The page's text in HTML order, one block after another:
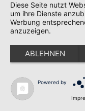
Thema EU-Ostpolitik.
verfügt er über
internationalen Politik.
„Nowa Europa
Rostyslav Ogryzko
Rostyslav Ogryzko ist
Ukraine in der
Ogryzko hat den
und war von 2014 bis
Diese Seite nutzt
um ihre Dienste
Werbung
anzuzeigen.
ABLEHNEN
Powered by